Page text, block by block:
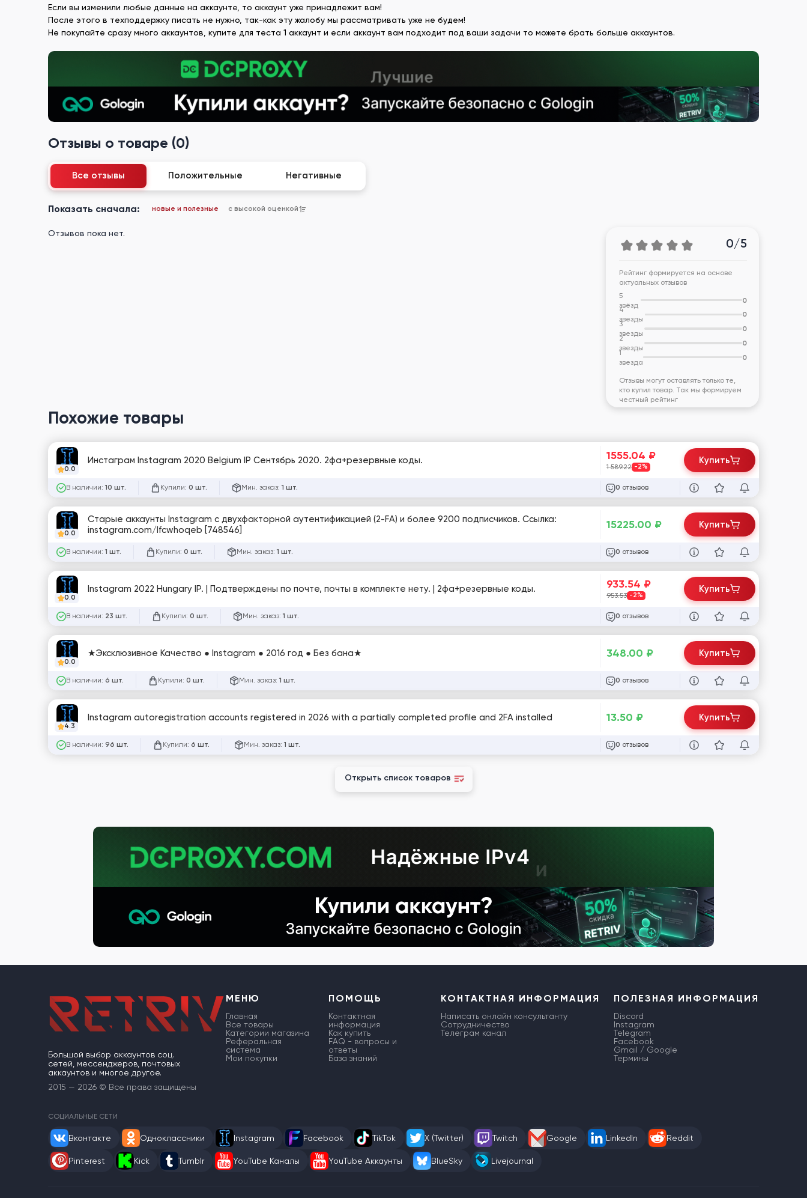
Если вы изменили любые данные на аккаунте, то аккаунт уже принадлежит вам!
После этого в техподдержку писать не нужно, так-как эту жалобу мы рассматривать уже не будем!
Не покупайте сразу много аккаунтов, купите для теста 1 аккаунт и если аккаунт вам подходит под ваши задачи то можете брать больше аккаунтов.
Отзывы о товаре (0)
Все отзывы Положительные Негативные
Показать сначала: новые и полезные с высокой оценкой
Отзывов пока нет.
0/5
Рейтинг формируется на основе
актуальных отзывов
5
звёзд
0
4
звезды
0
3
звезды
0
2
звезды
0
1
звезда
0
Отзывы могут оставлять только те,
кто купил товар. Так мы формируем
честный рейтинг
Похожие товары
0.0
Инстаграм Instagram 2020 Belgium IP Сентябрь 2020. 2фа+резервные коды.
В наличии: 10 шт. Купили: 0 шт. Мин. заказ: 1 шт.
1555.04 ₽
1 589.22 -2%
0 отзывов
Купить
0.0
Старые аккаунты Instagram с двухфакторной аутентификацией (2-FA) и более 9200 подписчиков. Ссылка:
instagram.com/lfcwhoqeb [748546]
В наличии: 1 шт. Купили: 0 шт. Мин. заказ: 1 шт.
15225.00 ₽
0 отзывов
Купить
0.0
Instagram 2022 Hungary IP. | Подтверждены по почте, почты в комплекте нету. | 2фа+резервные коды.
В наличии: 23 шт. Купили: 0 шт. Мин. заказ: 1 шт.
933.54 ₽
953.53 -2%
0 отзывов
Купить
0.0
★Эксклюзивное Качество ● Instagram ● 2016 год ● Без бана★
В наличии: 6 шт. Купили: 0 шт. Мин. заказ: 1 шт.
348.00 ₽
0 отзывов
Купить
4.3
Instagram autoregistration accounts registered in 2026 with a partially completed profile and 2FA installed
В наличии: 96 шт. Купили: 6 шт. Мин. заказ: 1 шт.
13.50 ₽
0 отзывов
Купить
Открыть список товаров
Большой выбор аккаунтов соц.
сетей, мессенджеров, почтовых
аккаунтов и многое другое.
2015 — 2026 © Все права защищены
МЕНЮ
Главная
Все товары
Категории магазина
Реферальная
система
Мои покупки
ПОМОЩЬ
Контактная
информация
Как купить
FAQ - вопросы и
ответы
База знаний
КОНТАКТНАЯ ИНФОРМАЦИЯ
Написать онлайн консультанту
Сотрудничество
Телеграм канал
ПОЛЕЗНАЯ ИНФОРМАЦИЯ
Discord
Instagram
Telegram
Facebook
Gmail / Google
Термины
СОЦИАЛЬНЫЕ СЕТИ
Вконтакте Одноклассники Instagram Facebook TikTok X (Twitter) Twitch Google LinkedIn Reddit
Pinterest Kick Tumblr YouTube Каналы YouTube Аккаунты BlueSky Livejournal